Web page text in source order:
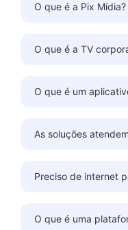
O que é a Pix Mídia?
O que é a TV
O que é um
As soluções
Preciso de internet
O que é uma